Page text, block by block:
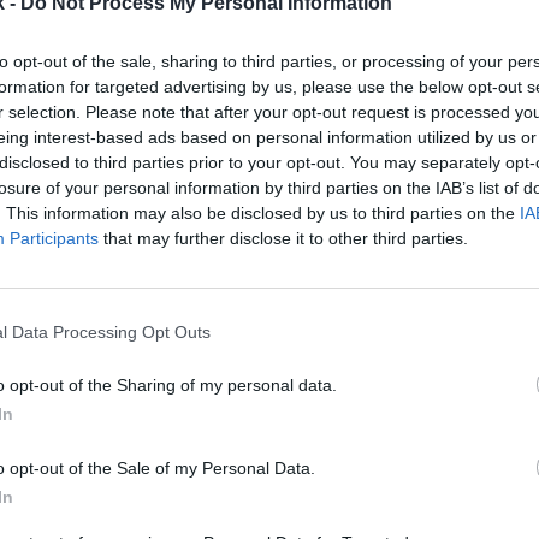
opt-out of the sale, sharing to third parties, or processing of your
for targeted advertising by us, please use the below opt-out
selection. Please note that after your opt-out request is processed
interest-based ads based on personal information utilized by us
to third parties prior to your opt-out. You may separately
of your personal information by third parties on the IAB’s list of
This information may also be disclosed by us to third parties on the
Participants that may further disclose it to other third parties.
Data Processing Opt Outs
opt-out of the Sharing of my personal data.
opt-out of the Sale of my Personal Data.
Superior de Deportes (CSD) autorice la
2024-2025, la Fundación del club contaba
y el propio Estudiantes tiene un 8,8%. El
se desprende de su paquete, al igual que el resto
ostentan en total el
31% restante.
Se espera que
se pronuncie antes de agosto o, de no hacerlo,
autorizar la compra, Megía extenderá la oferta el
actualmente. Además, acometerá una
Estos 15 millones llegarán en dos fases:
6
y otros 9 millones de euros en los próximos
recomprar las acciones que compre Megía a mitad
en la asamblea con socios celebrada a finales